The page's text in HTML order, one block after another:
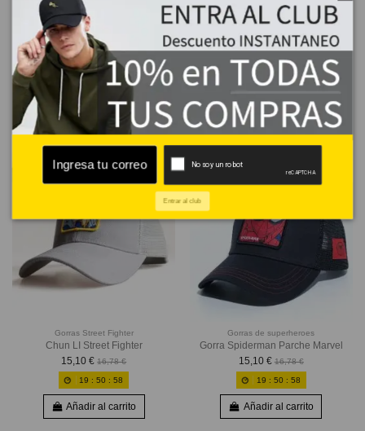
Gorras Pokemon
Gorra Pikachu Parche Bordado
Pokemon
15,10 €
16,78 €
19
Añadir al carrito
Gorras de Star Wars
Nueva Gorra Boba Fett Parche
Star Wars
15,10 €
16,78 €
Añadir al carrito
Gorras Street Fighter
Chun LI Street Fighter
15,10 € 16,78 €
19 :50 :56
Añadir al carrito
-10%
Gorras de superheroes
Gorra Spiderman Parche Marvel
15,10 € 16,78 €
19 : 50 : 56
Añadir al carrito
Entrar al club